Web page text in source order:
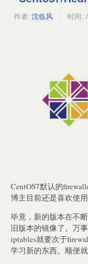
# 下标从0开始,
o expr index
作者: 沈临风 时间:
CentOS7默认的
博主目前还是喜欢使用
毕竟，新的版本在不
旧版本的镜像了。万
iptables就要次于
学习新的东西。顺便